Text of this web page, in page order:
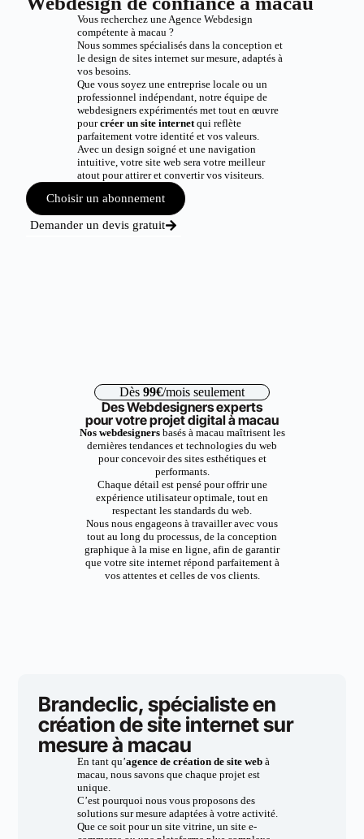
Vous recherchez une Agence Webdesign
compétente à macau ?
Nous sommes spécialisés dans la conception et
le design de sites internet sur mesure, adaptés à
vos besoins.
Que vous soyez une entreprise locale ou un
professionnel indépendant, notre équipe de
webdesigners expérimentés met tout en œuvre
pourcréer un site internetqui reflète
parfaitement votre identité et vos valeurs.
Avec un design soigné et une navigation
intuitive, votre site web sera votre meilleur
atout pour attirer et convertir vos visiteurs.
Choisir un abonnement
Demander un devis gratuit
Dès 99€/mois seulement
Des Webdesigners experts
pour votre projet digital à macau
Nos webdesignersbasés à macau maîtrisent les
dernières tendances et technologies du web
pour concevoir des sites esthétiques et
performants.
Chaque détail est pensé pour offrir une
expérience utilisateur optimale, tout en
respectant les standards du web.
Nous nous engageons à travailler avec vous
tout au long du processus, de la conception
graphique à la mise en ligne, afin de garantir
que votre site internet répond parfaitement à
vos attentes et celles de vos clients.
Brandeclic, spécialiste en
création de site internet sur
mesure à macau
En tant qu’agence de création de site webà
macau, nous savons que chaque projet est
unique.
C’est pourquoi nous vous proposons des
solutions sur mesure adaptées à votre activité.
Que ce soit pour un site vitrine, un site e-